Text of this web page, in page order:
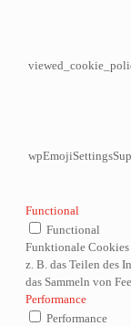
Functional
Functional
Funktionale
z. B. das Teilen des
das Sammeln von
Performance
Performance